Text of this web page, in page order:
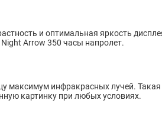
и оптимальная яркость
Arrow 350 часы напролет.
инфракрасных лучей.
картинку при любых условиях.